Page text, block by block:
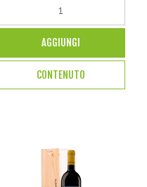
AGGIUNGI
CONTENUTO